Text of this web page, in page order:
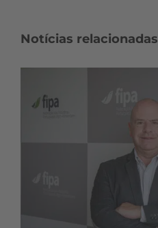
Notícias relacionadas